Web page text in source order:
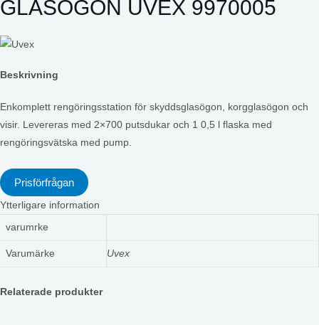
GLASÖGON UVEX 9970005
Beskrivning
Enkomplett rengöringsstation för skyddsglasögon, korgglasögon och
visir. Levereras med 2×700 putsdukar och 1 0,5 l flaska med
rengöringsvätska med pump.
Prisförfrågan
Ytterligare information
varumrke
Varumärke Uvex
Relaterade produkter